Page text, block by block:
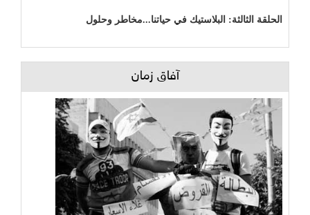
الحلقة الثالثة: البلاستيك في حياتنا...مخاطر وحلول
آفاق زمان